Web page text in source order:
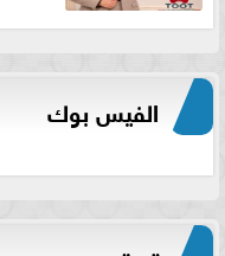
الفيس بوك